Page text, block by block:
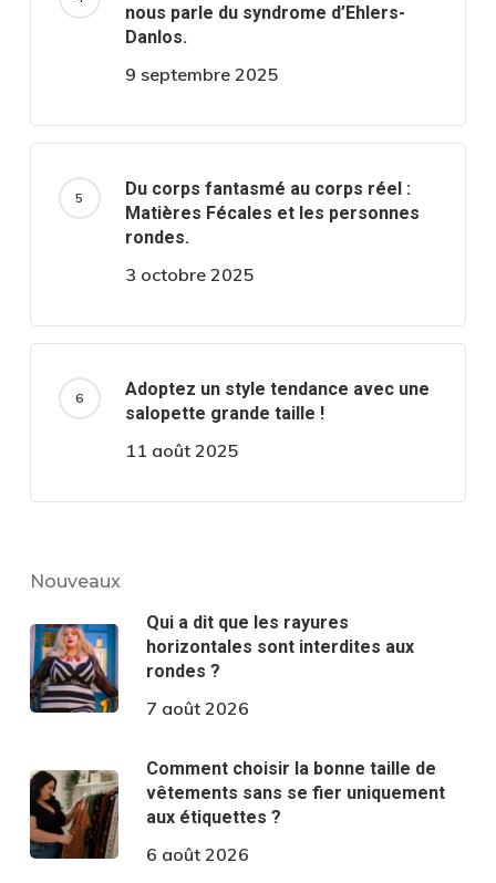
nous parle du syndrome d’Ehlers-
Danlos.
9 septembre 2025
Du corps fantasmé au corps réel :
Matières Fécales et les personnes
rondes.
3 octobre 2025
Adoptez un style tendance avec une
salopette grande taille !
11 août 2025
Nouveaux
Qui a dit que les rayures
horizontales sont interdites aux
rondes ?
7 août 2026
Comment choisir la bonne taille de
vêtements sans se fier uniquement
aux étiquettes ?
6 août 2026